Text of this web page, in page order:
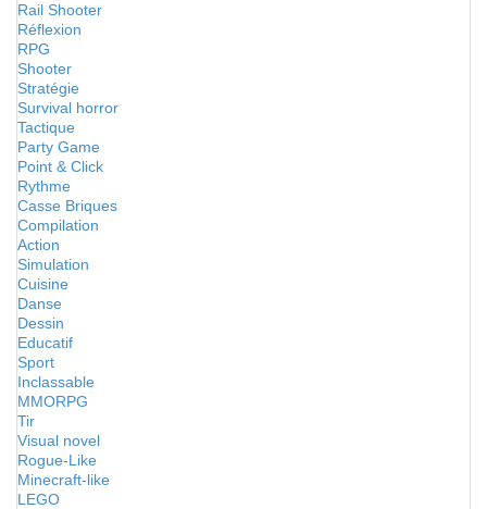
Rail Shooter
Réflexion
RPG
Shooter
Stratégie
Survival horror
Tactique
Party Game
Point & Click
Rythme
Casse Briques
Compilation
Action
Simulation
Cuisine
Danse
Dessin
Educatif
Sport
Inclassable
MMORPG
Tir
Visual novel
Rogue-Like
Minecraft-like
LEGO